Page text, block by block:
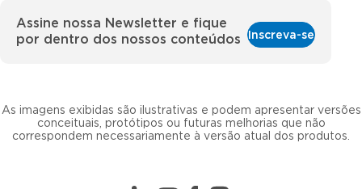
As imagens exibidas são ilustrativas e podem apresentar versões
conceituais, protótipos ou futuras melhorias que não
correspondem necessariamente à versão atual dos produtos.
Assine nossa Newsletter e fique
por dentro dos nossos conteúdos
Inscreva-se